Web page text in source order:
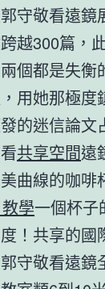
守敬看遠鏡
越300篇，
個都是失衡
用她那極度
的迷信論文
共享空間遠
曲線的咖啡
學一個杯子
！共享的國
守敬看遠鏡